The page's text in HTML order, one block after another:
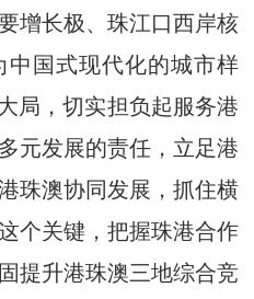
增长极、珠江口西岸核
国式现代化的城市样
局，切实担负起服务港
元发展的责任，立足港
珠澳协同发展，抓住横
个关键，把握珠港合作
提升港珠澳三地综合竞